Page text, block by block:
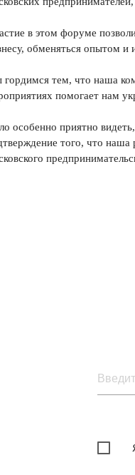
в этом форуме
обменяться опытом и
тем, что наша
помогает нам
особенно приятно
того, что наша